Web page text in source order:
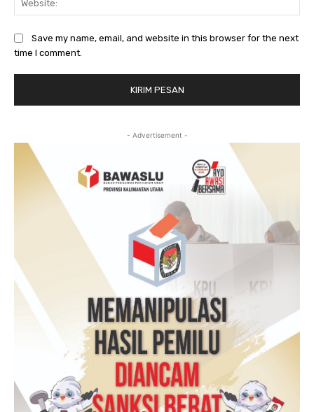
Save my name, email, and website in this browser for the next
time I comment.
- Advertisement -